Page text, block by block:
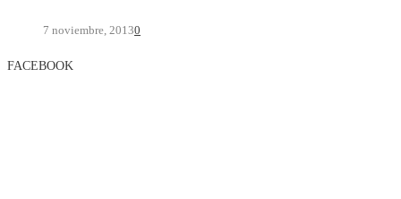
7 noviembre, 20130
FACEBOOK